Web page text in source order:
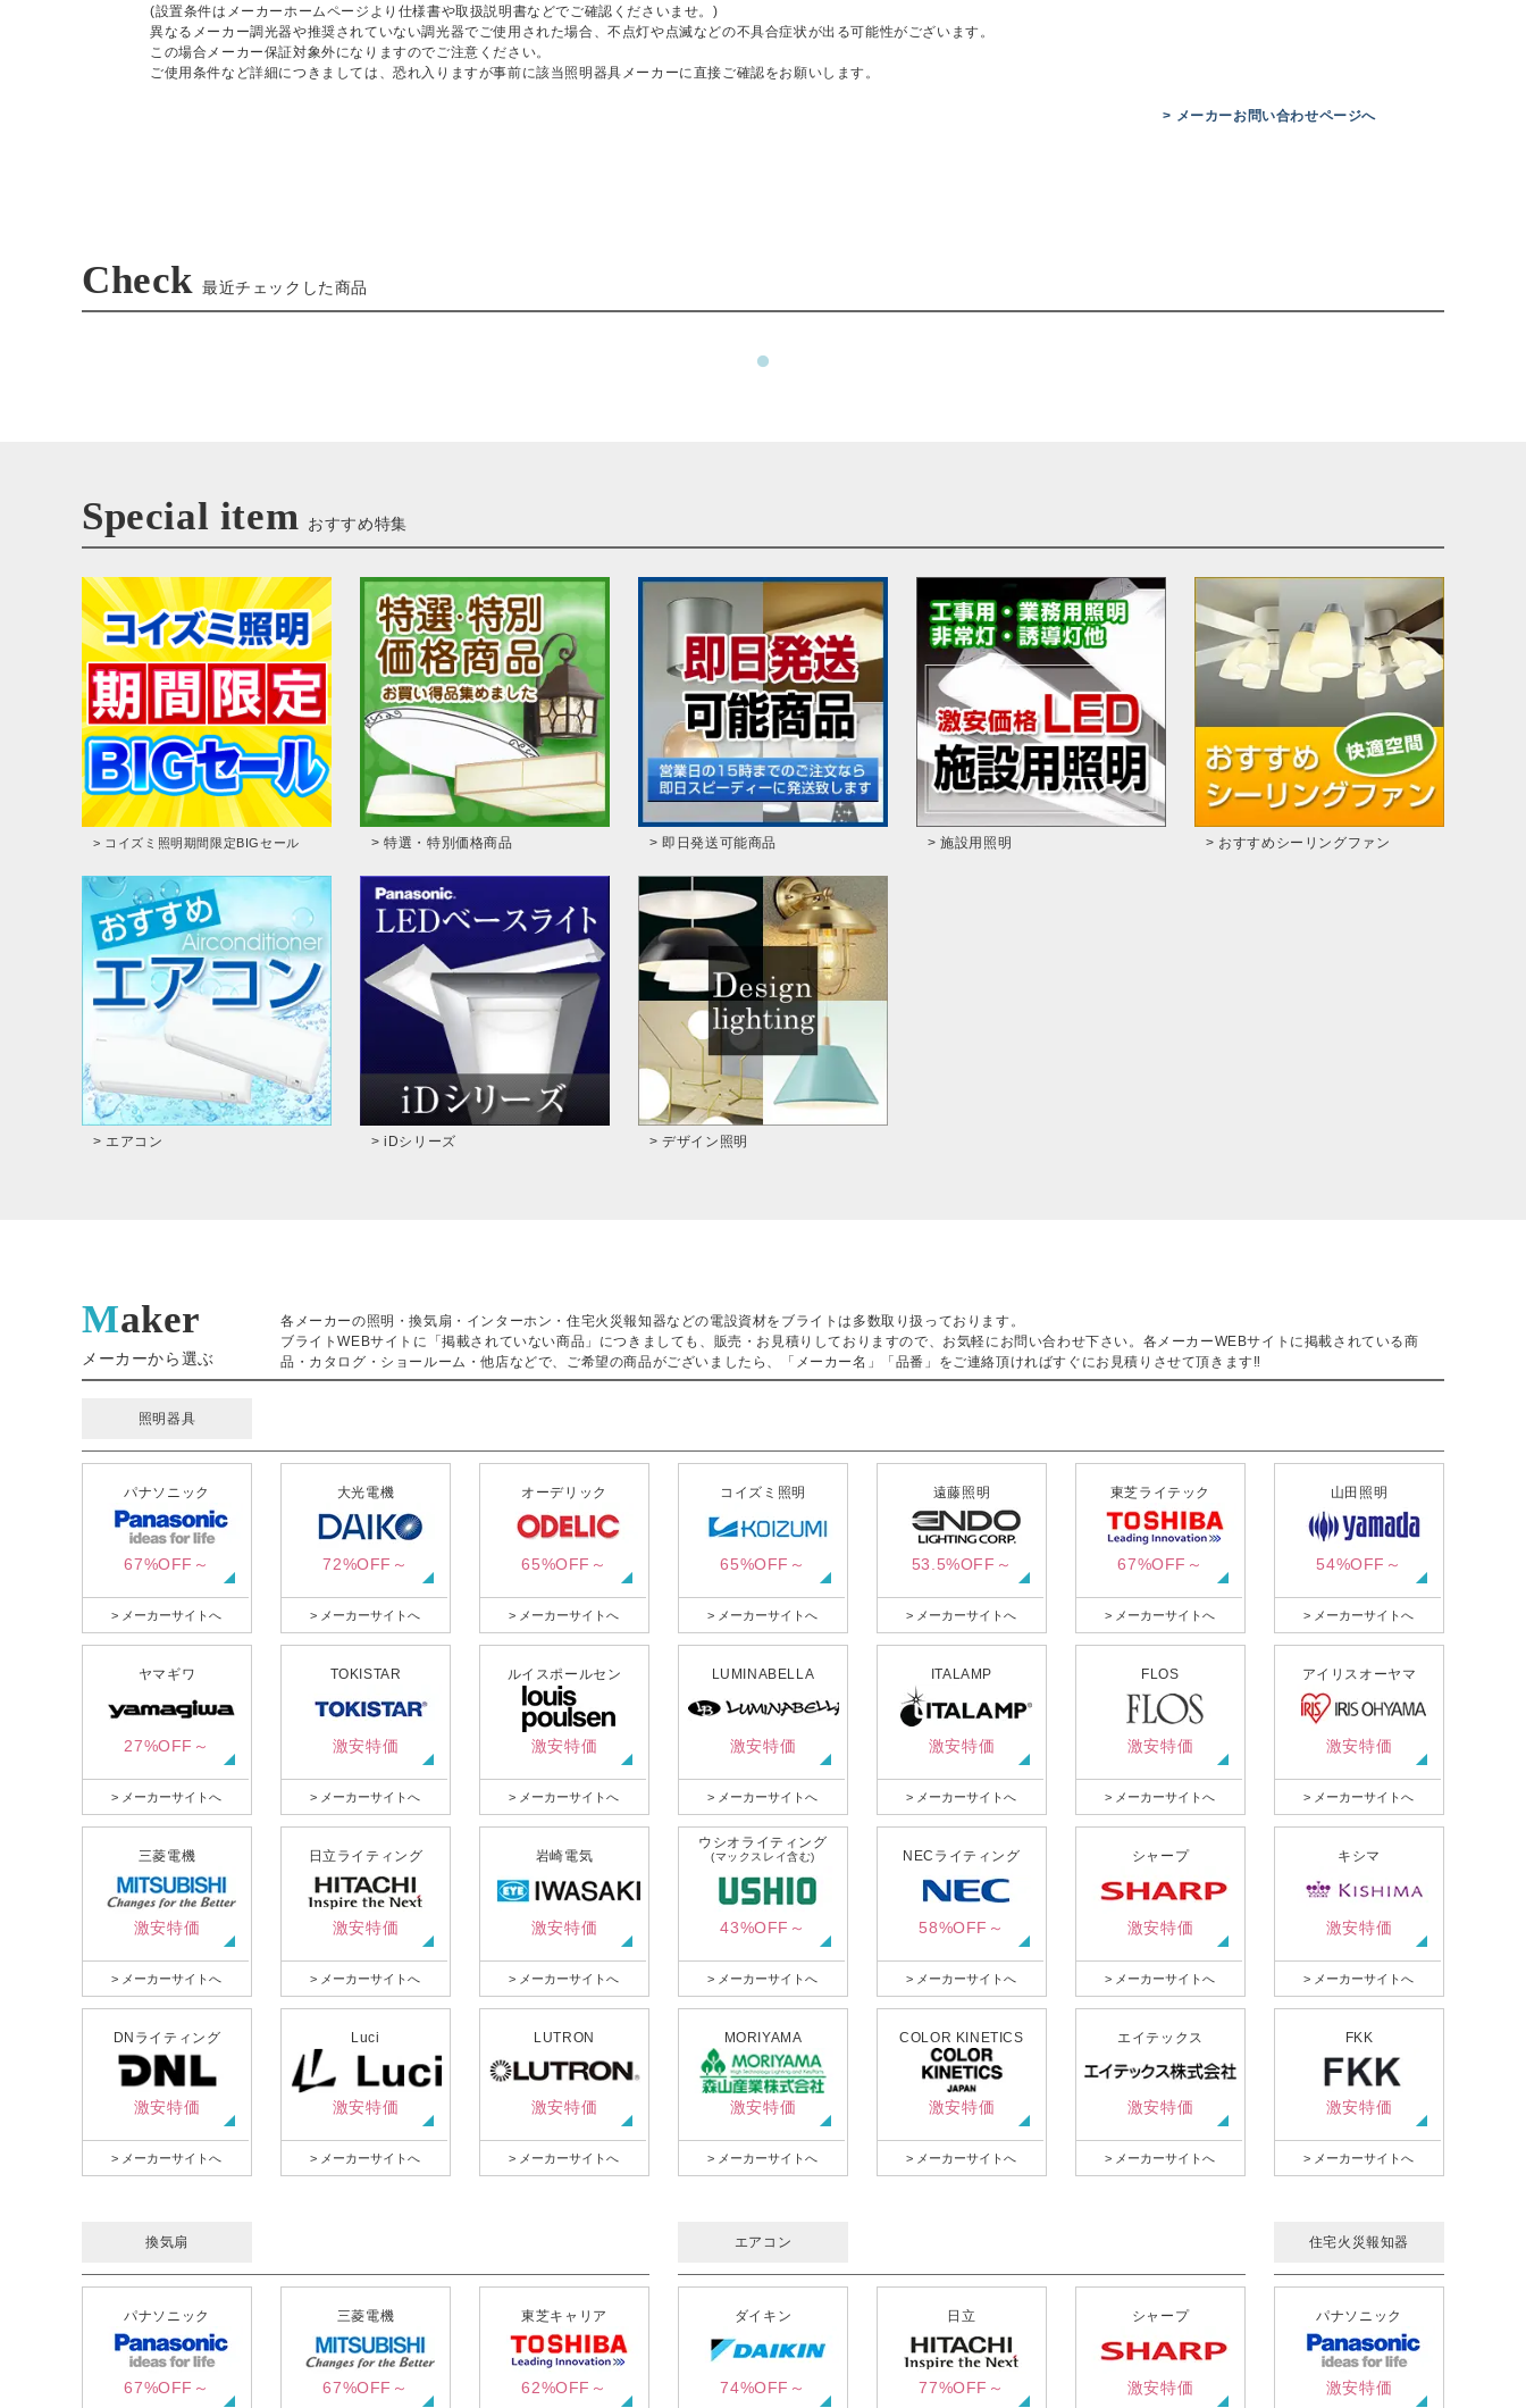
(設置条件はメーカーホームページより仕様書や取扱説明書などでご確認くださいませ。)
異なるメーカー調光器や推奨されていない調光器でご使用された場合、不点灯や点滅などの不具合症状が出る可能性がございます。
この場合メーカー保証対象外になりますのでご注意ください。
ご使用条件など詳細につきましては、恐れ入りますが事前に該当照明器具メーカーに直接ご確認をお願いします。
> メーカーお問い合わせページへ
Check 最近チェックした商品
Special item おすすめ特集
> コイズミ照明期間限定BIGセール > 特選・特別価格商品 > 即日発送可能商品 > 施設用照明 > おすすめシーリングファン
> エアコン > iDシリーズ > デザイン照明
Maker
メーカーから選ぶ
各メーカーの照明・換気扇・インターホン・住宅火災報知器などの電設資材をブライトは多数取り扱っております。
ブライトWEBサイトに「掲載されていない商品」につきましても、販売・お見積りしておりますので、お気軽にお問い合わせ下さい。各メーカーWEBサイトに掲載されている商
品・カタログ・ショールーム・他店などで、ご希望の商品がございましたら、「メーカー名」「品番」をご連絡頂ければすぐにお見積りさせて頂きます‼
照明器具
パナソニック
67%OFF～
> メーカーサイトへ
大光電機
72%OFF～
> メーカーサイトへ
オーデリック
65%OFF～
> メーカーサイトへ
コイズミ照明
65%OFF～
> メーカーサイトへ
遠藤照明
53.5%OFF～
> メーカーサイトへ
東芝ライテック
67%OFF～
> メーカーサイトへ
山田照明
54%OFF～
> メーカーサイトへ
ヤマギワ
27%OFF～
> メーカーサイトへ
TOKISTAR
激安特価
> メーカーサイトへ
ルイスポールセン
激安特価
> メーカーサイトへ
LUMINABELLA
激安特価
> メーカーサイトへ
ITALAMP
激安特価
> メーカーサイトへ
FLOS
激安特価
> メーカーサイトへ
アイリスオーヤマ
激安特価
> メーカーサイトへ
三菱電機
激安特価
> メーカーサイトへ
日立ライティング
激安特価
> メーカーサイトへ
岩崎電気
激安特価
> メーカーサイトへ
ウシオライティング
(マックスレイ含む)
43%OFF～
> メーカーサイトへ
NECライティング
58%OFF～
> メーカーサイトへ
シャープ
激安特価
> メーカーサイトへ
キシマ
激安特価
> メーカーサイトへ
DNライティング
激安特価
> メーカーサイトへ
Luci
激安特価
> メーカーサイトへ
LUTRON
激安特価
> メーカーサイトへ
MORIYAMA
激安特価
> メーカーサイトへ
COLOR KINETICS
激安特価
> メーカーサイトへ
エイテックス
激安特価
> メーカーサイトへ
FKK
激安特価
> メーカーサイトへ
換気扇 エアコン 住宅火災報知器
パナソニック
67%OFF～
三菱電機
67%OFF～
東芝キャリア
62%OFF～
ダイキン
74%OFF～
日立
77%OFF～
シャープ
激安特価
パナソニック
激安特価